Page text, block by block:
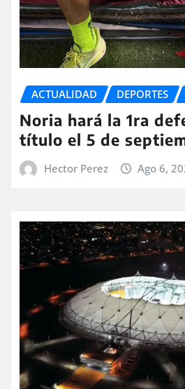
ACTUALIDAD DEPORTES
Noria hará la 1ra
título el 5 de
Hector Perez Ago 6,